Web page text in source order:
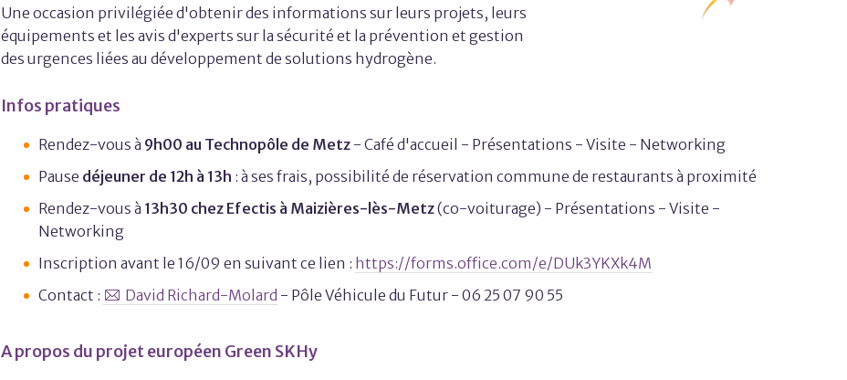
Une occasion privilégiée d'obtenir des informations sur leurs projets, leurs
équipements et les avis d'experts sur la sécurité et la prévention et gestion
des urgences liées au développement de solutions hydrogène.
Infos pratiques
Rendez-vous à 9h00 au Technopôle de Metz - Café d'accueil - Présentations - Visite - Networking
Pause déjeuner de 12h à 13h : à ses frais, possibilité de réservation commune de restaurants à proximité
Rendez-vous à 13h30 chez Efectis à Maizières-lès-Metz(co-voiturage) - Présentations - Visite -
Networking
Inscription avant le 16/09 en suivant ce lien : https://forms.office.com/e/DUk3YKXk4M
Contact :
David Richard-Molard - Pôle Véhicule du Futur - 06 25 07 90 55
A propos du projet européen Green SKHy